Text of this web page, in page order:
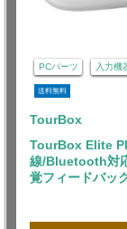
PCパーツ 入力機
送料無料
TourBox
TourBox Elite
線/Bluetooth対
覚フィードバッ